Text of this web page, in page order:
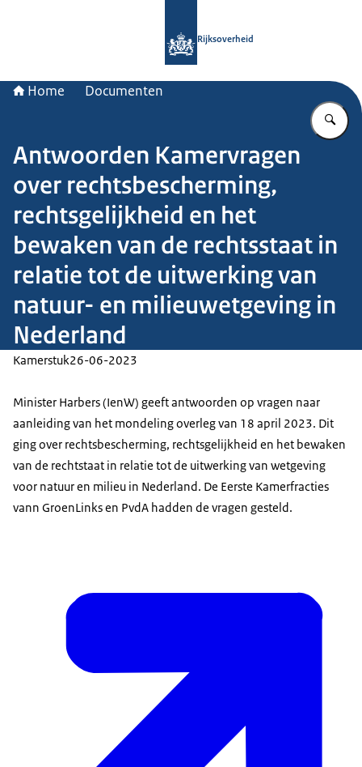
Rijksoverheid
Home Documenten
Antwoorden Kamervragen
over rechtsbescherming,
rechtsgelijkheid en het
bewaken van de rechtsstaat in
relatie tot de uitwerking van
natuur- en milieuwetgeving in
Nederland
Kamerstuk26-06-2023
Minister Harbers (IenW) geeft antwoorden op vragen naar
aanleiding van het mondeling overleg van 18 april 2023. Dit
ging over rechtsbescherming, rechtsgelijkheid en het bewaken
van de rechtstaat in relatie tot de uitwerking van wetgeving
voor natuur en milieu in Nederland. De Eerste Kamerfracties
vann GroenLinks en PvdA hadden de vragen gesteld.